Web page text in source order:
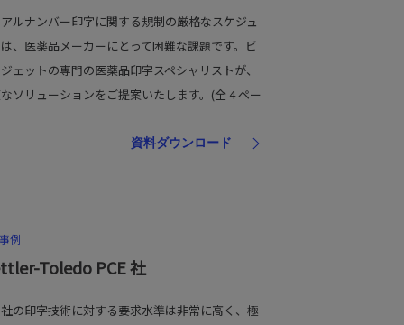
ルナンバー印字に関する規制の厳格なスケジュ
、医薬品メーカーにとって困難な課題です。ビ
ェットの専門の医薬品印字スペシャリストが、
ソリューションをご提案いたします。(全 4 ペー
資料ダウンロード
例
Toledo PCE 社
社の印字技術に対する要求水準は非常に高く、極